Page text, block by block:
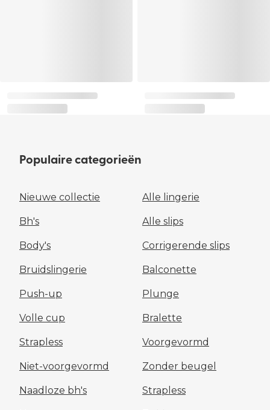
Populaire categorieën
Nieuwe collectie Alle lingerie
Bh's Alle slips
Body's Corrigerende slips
Bruidslingerie Balconette
Push-up Plunge
Volle cup Bralette
Strapless Voorgevormd
Niet-voorgevormd Zonder beugel
Naadloze bh's Strapless